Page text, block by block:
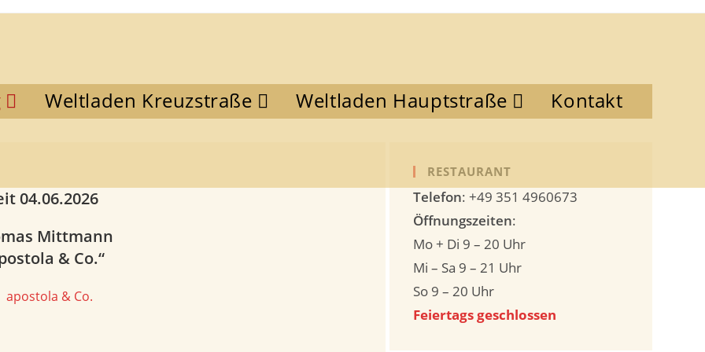
Weltladen Kreuzstraße Weltladen Hauptstraße Kontakt
04.06.2026
Mittmann
& Co.“
RESTAURANT
Telefon: +49 351 4960673
Öffnungszeiten:
Mo + Di 9 – 20 Uhr
Mi – Sa 9 – 21 Uhr
So 9 – 20 Uhr
Feiertags geschlossen